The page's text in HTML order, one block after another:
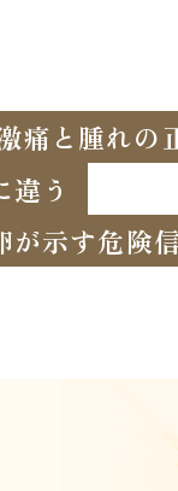
痛と腫れの
う
示す危険